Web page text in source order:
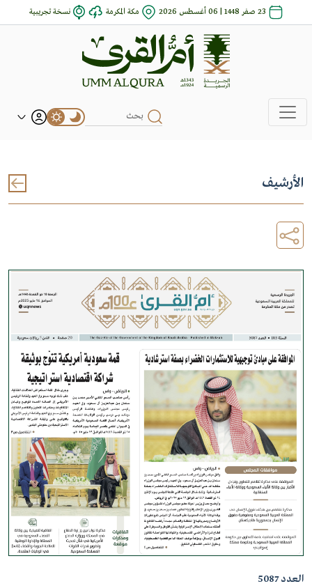
23 صفر 1448 | 06 أغسطس 2026 مكة المكرمة نسخة تجريبية
الأرشيف
العدد 5087